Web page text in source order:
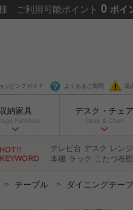
ご利用可能ポイント 0 ポイ
ッピングガイド よくあるご質問 返
収納家具
Furniture
デスク・チェア
Desk & Chair
テレビ台 デスク レン
本棚 ラック こたつ布団
テーブル ダイニングテー